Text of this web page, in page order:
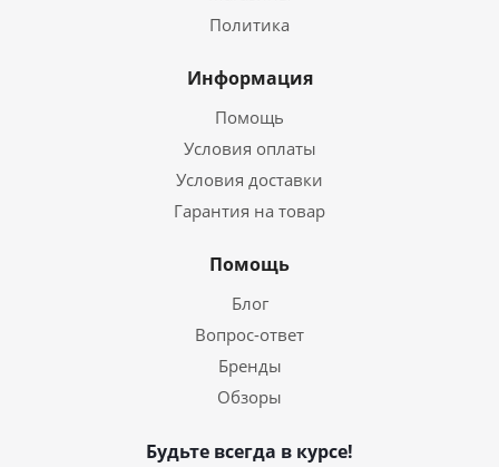
Политика
Информация
Помощь
Условия оплаты
Условия доставки
Гарантия на товар
Помощь
Блог
Вопрос-ответ
Бренды
Обзоры
Будьте всегда в курсе!